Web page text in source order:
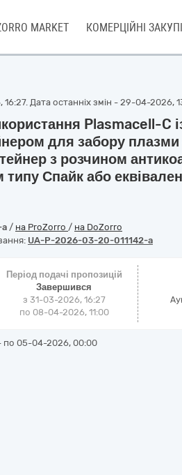
MARKET КОМЕРЦІЙНІ
Дата останніх змін - 29-04-2026,
Plasmacell-C
для забору
з розчином
Спайк або
/ на ProZorro / на DoZorro
UA-P-2026-03-20-011142-a
Період подачі пропозицій
Завершився
з 31-03-2026, 16:27
по 08-04-2026, 11:00
по 05-04-2026, 00:00